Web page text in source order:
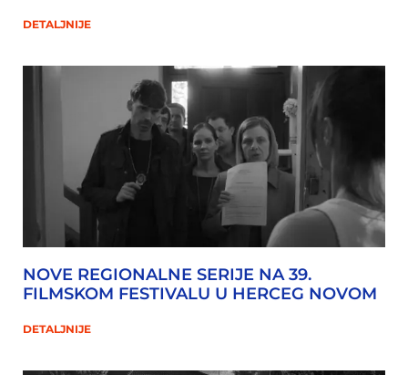
DETALJNIJE
NOVE REGIONALNE SERIJE NA 39.
FILMSKOM FESTIVALU U HERCEG NOVOM
DETALJNIJE